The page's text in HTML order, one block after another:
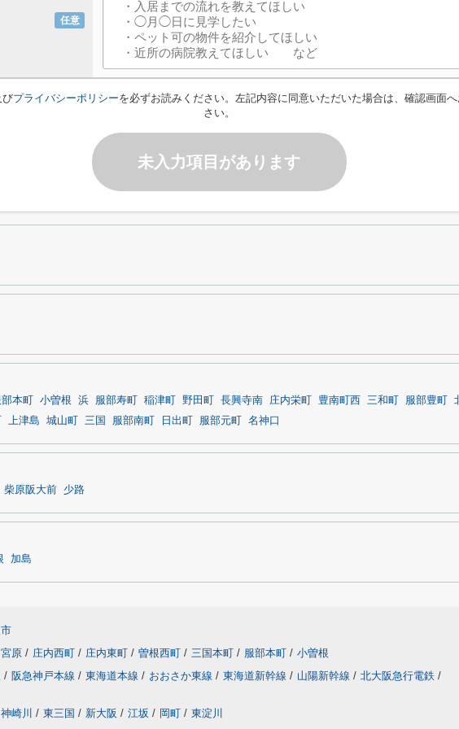
任意
びプライバシーポリシーを必ずお読みください。左記内容に同意いただいた場合は、確認画面
さい。
未入力項目があります
本町 小曽根 浜 服部寿町 稲津町 野田町 長興寺南 庄内栄町 豊南町西 三和町 服部豊町
上津島 城山町 三国 服部南町 日出町 服部元町 名神口
柴原阪大前 少路
加島
宮原 / 庄内西町 / 庄内東町 / 曽根西町 / 三国本町 / 服部本町 / 小曽根
/ 阪急神戸本線 / 東海道本線 / おおさか東線 / 東海道新幹線 / 山陽新幹線 / 北大阪急行電鉄 /
神崎川 / 東三国 / 新大阪 / 江坂 / 岡町 / 東淀川